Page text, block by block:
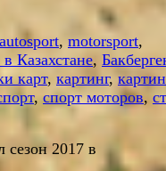
autosport, motorsport,
Казахстане,
карт, картинг,
,спорт моторов,